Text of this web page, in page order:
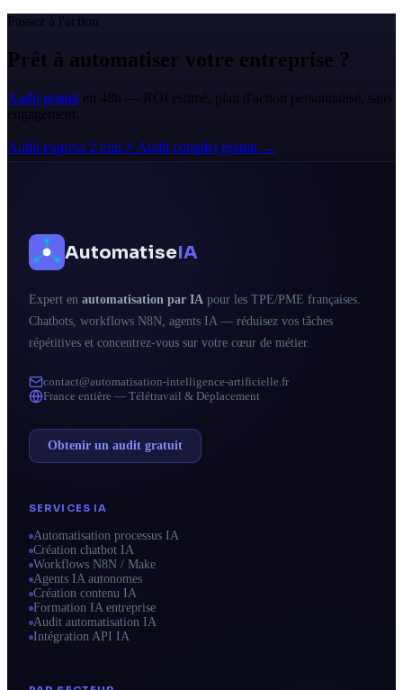
Passez à l'action
Prêt à automatiser votre entreprise ?
Audit gratuit en 48h — ROI estimé, plan d'action personnalisé, sans
engagement.
Audit express 2 min ⚡ Audit complet gratuit →
AutomatiseIA
Expert en automatisation par IA pour les TPE/PME françaises.
Chatbots, workflows N8N, agents IA — réduisez vos tâches
répétitives et concentrez-vous sur votre cœur de métier.
contact@automatisation-intelligence-artificielle.fr
France entière — Télétravail & Déplacement
Obtenir un audit gratuit
SERVICES IA
Automatisation processus IA
Création chatbot IA
Workflows N8N / Make
Agents IA autonomes
Création contenu IA
Formation IA entreprise
Audit automatisation IA
Intégration API IA